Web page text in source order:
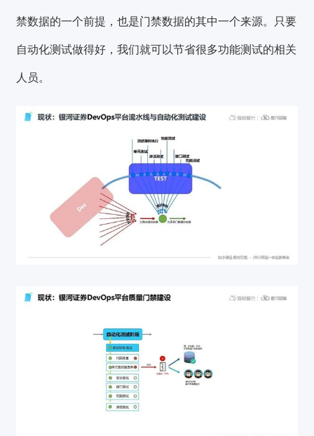
禁数据的一个前提，也是门禁数据的其中一个来源。只要
自动化测试做得好，我们就可以节省很多功能测试的相关
人员。